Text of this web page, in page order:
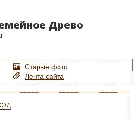
Древо
Старые фото
Лента сайта